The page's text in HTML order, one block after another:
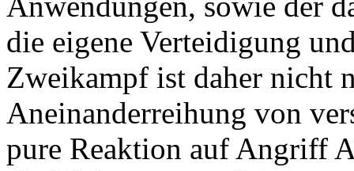
die eigene Verteidigung
Zweikampf ist daher nicht
Aneinanderreihung von
pure Reaktion auf Angriff